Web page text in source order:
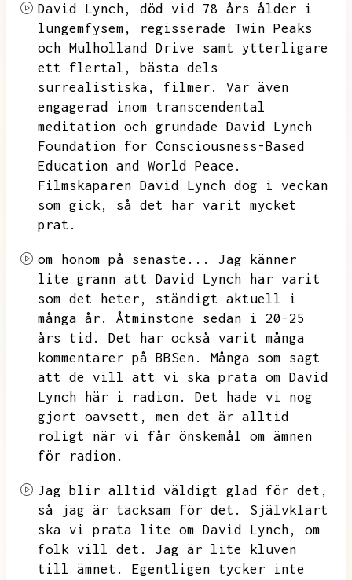
David Lynch,
död vid 78 års ålder i
lungemfysem,
regisserade Twin Peaks
och Mulholland Drive samt ytterligare
ett flertal,
bästa dels
surrealistiska,
filmer.
Var även
engagerad inom transcendental
meditation och grundade David Lynch
Foundation for Consciousness-Based
Education and World Peace.
Filmskaparen David Lynch dog i veckan
som gick,
så det har varit mycket
prat.
om honom på senaste...
Jag känner
lite grann att David Lynch har varit
som det heter,
ständigt aktuell i
många år.
Åtminstone sedan i 20-25
års tid.
Det har också varit många
kommentarer på BBSen.
Många som sagt
att de vill att vi ska prata om David
Lynch här i radion.
Det hade vi nog
gjort oavsett,
men det är alltid
roligt när vi får önskemål om ämnen
för radion.
Jag blir alltid väldigt glad för det,
så jag är tacksam för det.
Självklart
ska vi prata lite om David Lynch,
om
folk vill det.
Jag är lite kluven
till ämnet.
Egentligen tycker inte